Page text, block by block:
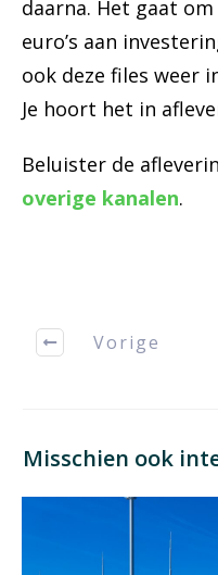
daarna. Het gaat
euro’s aan
ook deze files weer
Je hoort het in
Beluister de
overige kanalen.
Vorige
Misschien ook